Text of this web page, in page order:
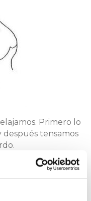
Primero lo
después tensamos
como si hicieras